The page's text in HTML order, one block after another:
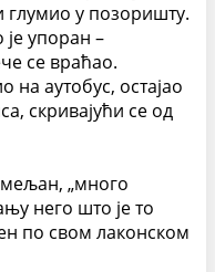
глумио у позоришту.
упоран –
се враћао.
на аутобус, остајао
скривајући се од
„много
него што је то
по свом лаконском